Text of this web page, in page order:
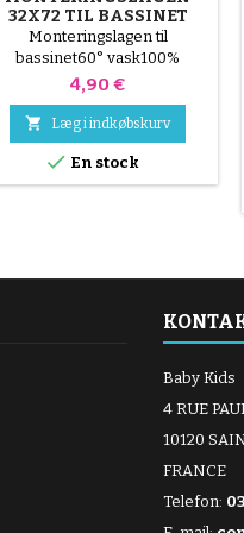
32X72 TIL BASSINET
Monteringslagen til
bassinet60° vask100%
bomuld
Pris
4,90 €
 Læg i indkøbskurv
 En stock
Baby Kids
4 RUE
10120
FRANCE
Telefon: